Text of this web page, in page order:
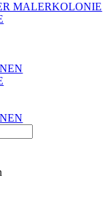
MALERKOLONIE